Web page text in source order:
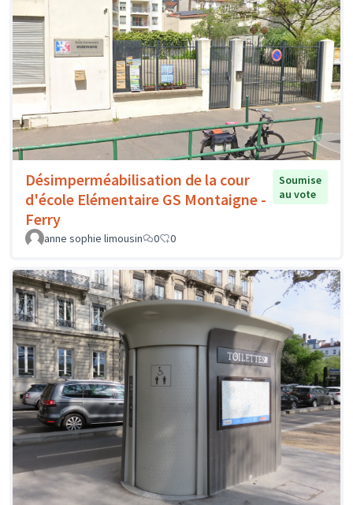
Désimperméabilisation de la cour
d'école Elémentaire GS Montaigne -
Ferry
Soumise
au vote
anne sophie limousin 0 0